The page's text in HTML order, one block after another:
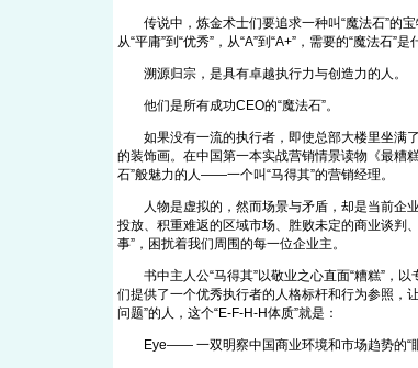
传说中，炼金术士们要追求一种叫“魔法石”的宝
从“平庸”到“优秀”，从“A”到“A+”，需要的“魔法石”是
溯源归宗，是具有卓越执行力与创造力的人。
他们是所有成功CEO的“魔法石”。
如果没有一流的执行者，即使总部大楼里坐满了
的装饰画。在中国第一本实战营销情景读物《最糟
石”般魅力的人——一个叫“马得其”的营销经理。
人物是虚拟的，然而场景与矛盾，却是当前企业
投放、积重难返的区域市场、胜败未定的商业谈
事”，困扰着我们周围的每一位企业主。
书中主人公“马得其”以敬业之心直面“糟糕”，以
们提供了一个优秀执行者的人格标杆和行为参照，
问题”的人，这个“E-F-H-H体质”就是：
Eye—— 一双明察中国商业环境和市场趋势的“眼